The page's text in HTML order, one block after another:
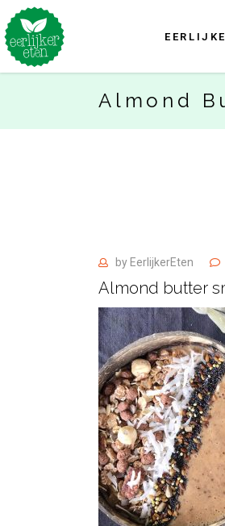
Almond
by EerlijkerEten
Almond butter